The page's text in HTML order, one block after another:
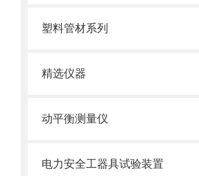
塑料管材系列
精选仪器
动平衡测量仪
电力安全工器具试验装置